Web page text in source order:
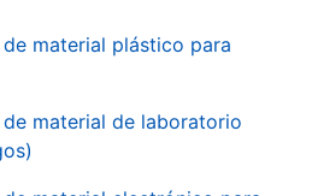
material plástico para
material de laboratorio